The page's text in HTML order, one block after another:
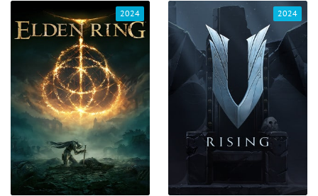
2024 2024